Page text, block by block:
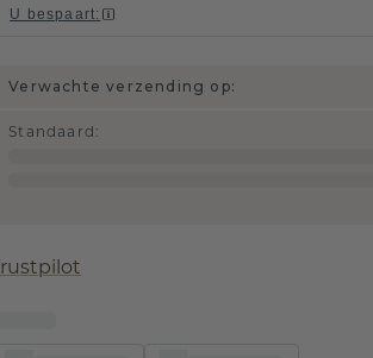
U bespaart:
Verwachte verzending op:
Standaard :